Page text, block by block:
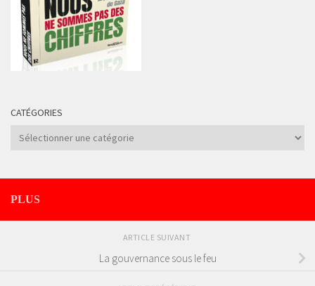
CATÉGORIES
Catégories
PLUS
ARTICLE SUIVANT
La gouvernance sous le feu